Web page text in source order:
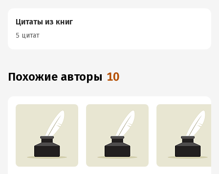
Цитаты из книг
5 цитат
Похожие авторы 10